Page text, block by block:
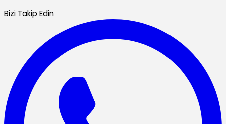
Bizi Takip Edin